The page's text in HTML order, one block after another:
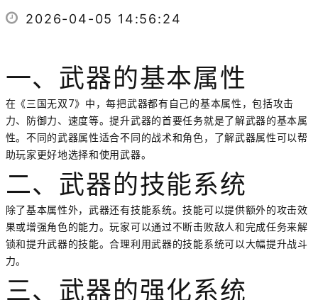
2026-04-05 14:56:24
一、武器的基本属性
在《三国无双7》中，每把武器都有自己的基本属性，包括攻击
力、防御力、速度等。提升武器的首要任务就是了解武器的基本属
性。不同的武器属性适合不同的战术和角色，了解武器属性可以帮
助玩家更好地选择和使用武器。
二、武器的技能系统
除了基本属性外，武器还有技能系统。技能可以提供额外的攻击效
果或增强角色的能力。玩家可以通过不断击败敌人和完成任务来解
锁和提升武器的技能。合理利用武器的技能系统可以大幅提升战斗
力。
三、武器的强化系统